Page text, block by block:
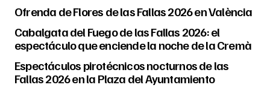
Ofrenda de Flores de las Fallas 2026 en València
Cabalgata del Fuego de las Fallas 2026: el
espectáculo que enciende la noche de la Cremà
Espectáculos pirotécnicos nocturnos de las
Fallas 2026 en la Plaza del Ayuntamiento